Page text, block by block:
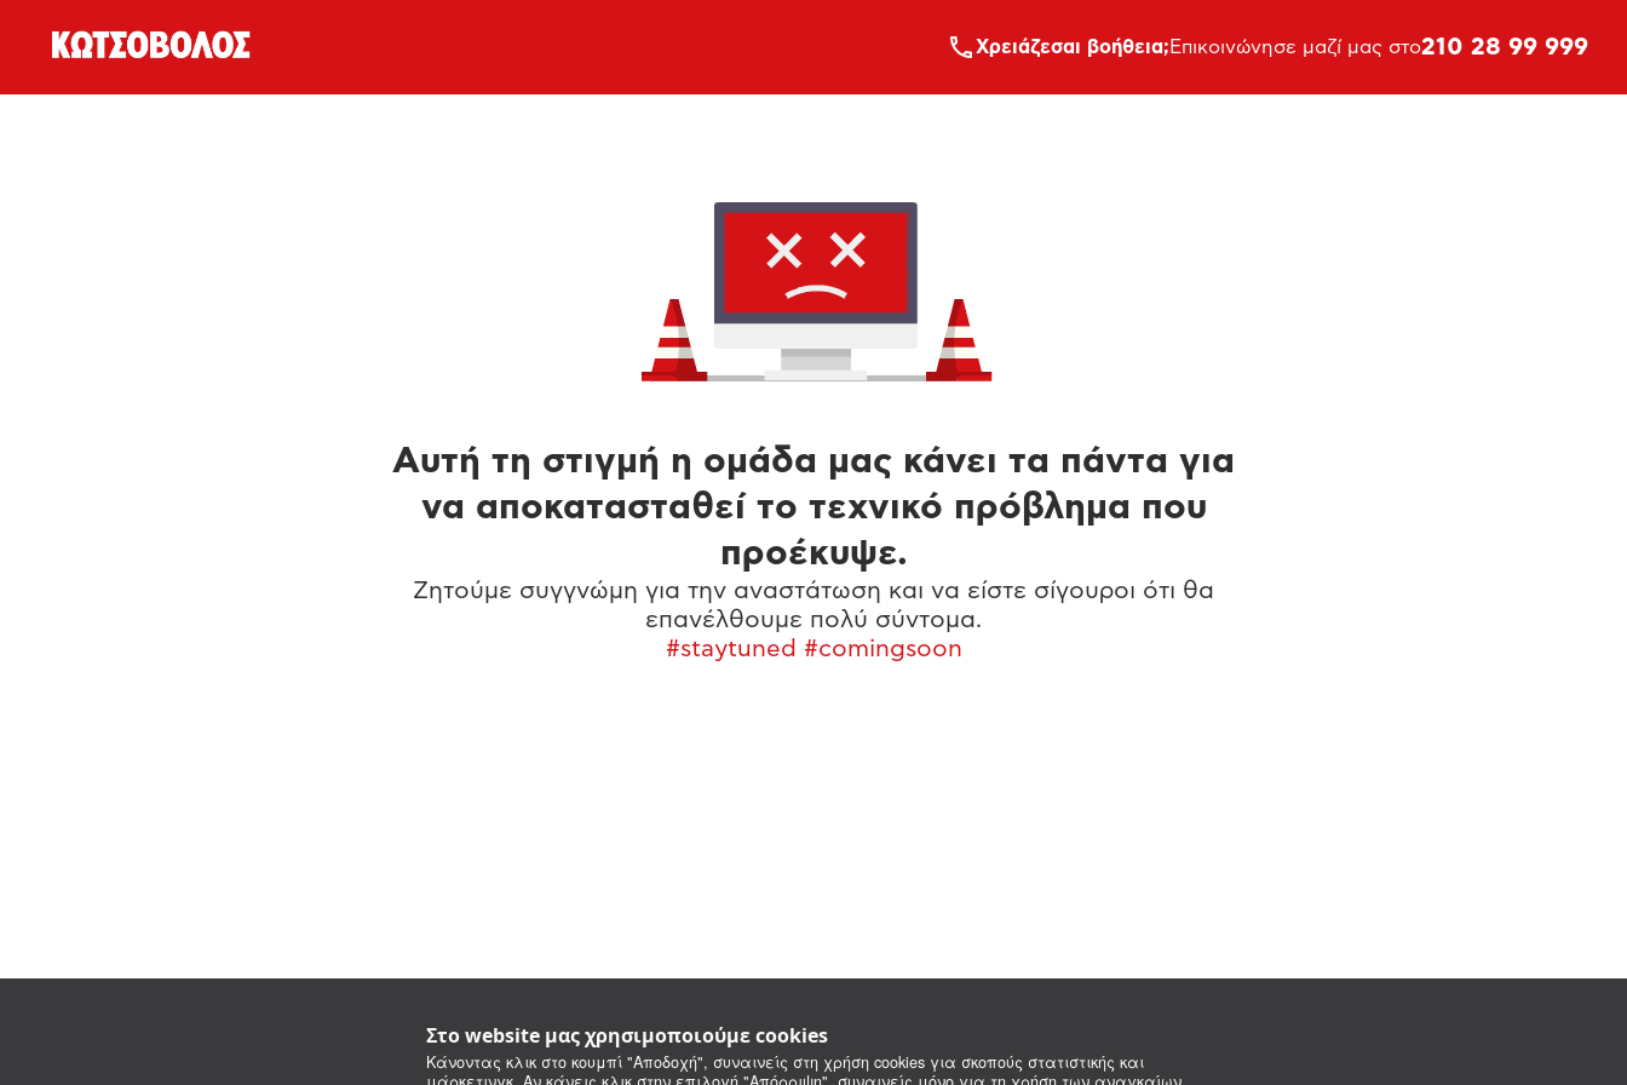
Στο website μας χρησιμοποιούμε cookies
Κάνοντας κλικ στο κουμπί "Αποδοχή", συναινείς στη χρήση cookies για σκοπούς στατιστικής και
Xρειάζεσαι βοήθεια; Επικοινώνησε μαζί μας στο210 28 99 999
Αυτή τη στιγμή η ομάδα μας κάνει τα πάντα για
να αποκατασταθεί το τεχνικό πρόβλημα που
προέκυψε.
Ζητούμε συγγνώμη για την αναστάτωση και να είστε σίγουροι ότι θα
επανέλθουμε πολύ σύντομα.
#staytuned #comingsoon